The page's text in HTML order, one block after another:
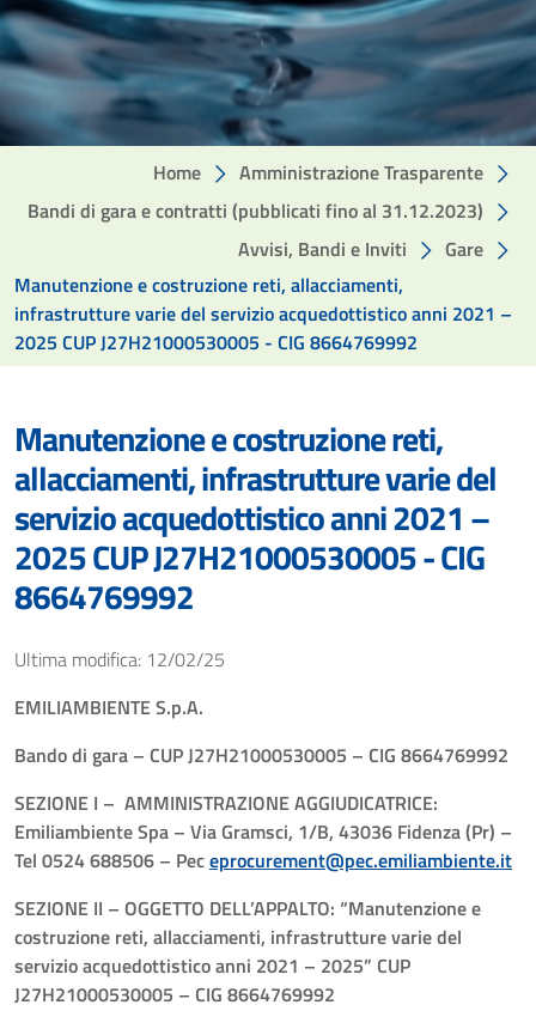
Home
Amministrazione Trasparente
Bandi di gara e contratti (pubblicati fino al 31.12.2023)
Avvisi, Bandi e Inviti
Gare
Manutenzione e costruzione reti, allacciamenti,
infrastrutture varie del servizio acquedottistico anni 2021 –
2025 CUP J27H21000530005 - CIG 8664769992
Manutenzione e costruzione reti,
allacciamenti, infrastrutture varie del
servizio acquedottistico anni 2021 –
2025 CUP J27H21000530005 - CIG
8664769992
Ultima modifica: 12/02/25
EMILIAMBIENTE S.p.A.
Bando di gara – CUP J27H21000530005 – CIG 8664769992
SEZIONE I – AMMINISTRAZIONE AGGIUDICATRICE:
Emiliambiente Spa – Via Gramsci, 1/B, 43036 Fidenza (Pr) –
Tel 0524 688506 – Peceprocurement@pec.emiliambiente.it
SEZIONE II – OGGETTO DELL’APPALTO: “Manutenzione e
costruzione reti, allacciamenti, infrastrutture varie del
servizio acquedottistico anni 2021 – 2025” CUP
J27H21000530005 – CIG 8664769992